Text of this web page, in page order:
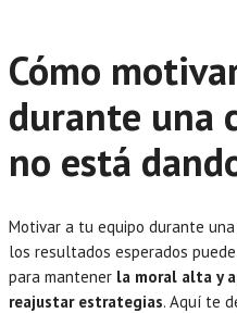
Cómo
durante una
no está
Motivar a tu equipo durante
los resultados esperados
para mantener la moral alta y
reajustar estrategias. Aquí te